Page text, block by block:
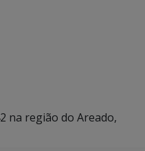
na região do Areado,